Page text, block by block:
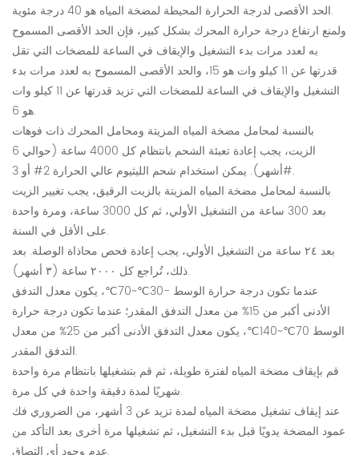
الحد الأقصى لدرجة الحرارة المحيطة لمضخة المياه هو 40 درجة مئوية.
ولمنع ارتفاع درجة حرارة المحرك بشكل كبير، فإن الحد الأقصى المسموح
به لعدد مرات بدء التشغيل والإيقاف في الساعة للمضخات التي تقل
قدرتها عن 11 كيلو وات هو 15، والحد الأقصى المسموح به لعدد مرات بدء
التشغيل والإيقاف في الساعة للمضخات التي تزيد قدرتها عن 11 كيلو وات
هو 6.
بالنسبة لمحامل مضخة المياه المزيتة ومحامل المحرك ذات فوهات
الزيت، يجب إعادة تعبئة الشحم بانتظام كل 4000 ساعة (حوالي 6
أشهر). يمكن استخدام شحم الليثيوم عالي الحرارة 2# أو 3#.
بالنسبة لمحامل مضخة المياه المزيتة بالزيت الرقيق، يجب تغيير الزيت
بعد 300 ساعة من التشغيل الأولي، ثم كل 3000 ساعة، ومرة ​​واحدة
على الأقل في السنة.
بعد ٢٤ ساعة من التشغيل الأولي، يجب إعادة فحص محاذاة الوصلة. بعد
ذلك، تُراجع كل ٢٠٠٠ ساعة (٣ أشهر).
عندما تكون درجة حرارة الوسط -30℃~70℃، يكون معدل التدفق
الأدنى أكبر من 15% من معدل التدفق المقدر؛ عندما تكون درجة حرارة
الوسط 70℃~140℃، يكون معدل التدفق الأدنى أكبر من 25% من معدل
التدفق المقدر.
قم بإيقاف مضخة المياه لفترة طويلة، ثم قم بتشغيلها بانتظام مرة واحدة
شهريًا لمدة دقيقة واحدة في كل مرة.
عند إيقاف تشغيل مضخة المياه لمدة تزيد عن 3 أشهر، من الضروري فك
عمود المضخة يدويًا قبل بدء التشغيل، ثم تشغيلها مرة أخرى بعد التأكد من
عدم وجود أي التصاق.